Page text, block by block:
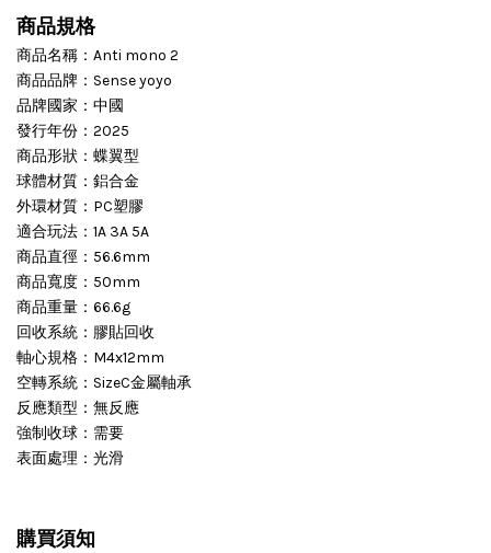
商品規格
商品名稱：Anti mono 2
商品品牌：Sense yoyo
品牌國家：中國
發行年份：2025
商品形狀：蝶翼型
球體材質：鋁合金
外環材質：PC塑膠
適合玩法：1A 3A 5A
商品直徑：56.6mm
商品寬度：50mm
商品重量：66.6g
回收系統：膠貼回收
軸心規格：M4x12mm
空轉系統：SizeC金屬軸承
反應類型：無反應
強制收球：需要
表面處理：光滑
購買須知